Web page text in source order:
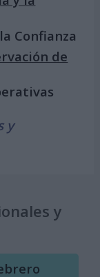
Confianza
de
y
y